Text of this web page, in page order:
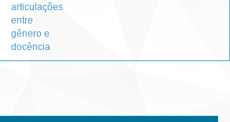
articulações
entre
gênero e
docência